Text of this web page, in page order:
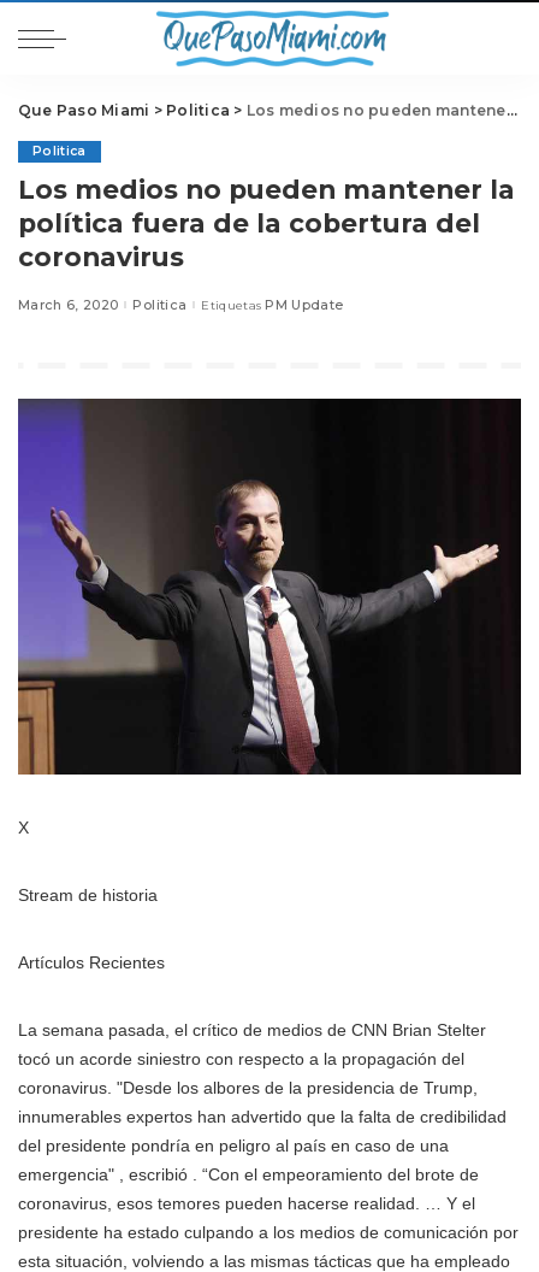
Que Paso Miami > Politica > Los medios no pueden mantener la política fuera de la cobertura del coronavirus
Politica
Los medios no pueden mantener la
política fuera de la cobertura del
coronavirus
March 6, 2020 Politica Etiquetas PM Update
X
Stream de historia
Artículos Recientes
La semana pasada, el crítico de medios de CNN Brian Stelter
tocó un acorde siniestro con respecto a la propagación del
coronavirus. "Desde los albores de la presidencia de Trump,
innumerables expertos han advertido que la falta de credibilidad
del presidente pondría en peligro al país en caso de una
emergencia" , escribió . “Con el empeoramiento del brote de
coronavirus, esos temores pueden hacerse realidad. … Y el
presidente ha estado culpando a los medios de comunicación por
esta situación, volviendo a las mismas tácticas que ha empleado